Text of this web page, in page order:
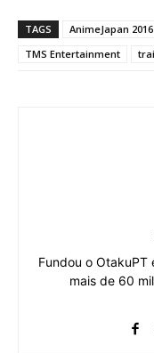
TAGS AnimeJapan 2016
TMS Entertainment
Fundou o
mais de 60